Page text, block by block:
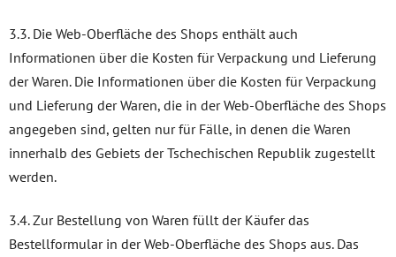
3.3. Die Web-Oberfläche des Shops enthält auch
Informationen über die Kosten für Verpackung und Lieferung
der Waren. Die Informationen über die Kosten für Verpackung
und Lieferung der Waren, die in der Web-Oberfläche des Shops
angegeben sind, gelten nur für Fälle, in denen die Waren
innerhalb des Gebiets der Tschechischen Republik zugestellt
werden.
3.4. Zur Bestellung von Waren füllt der Käufer das
Bestellformular in der Web-Oberfläche des Shops aus. Das